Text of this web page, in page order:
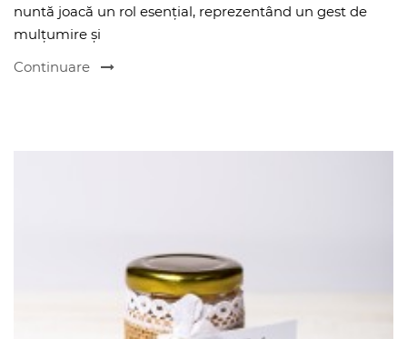
nuntă joacă un rol esențial, reprezentând un gest de
mulțumire și
Continuare